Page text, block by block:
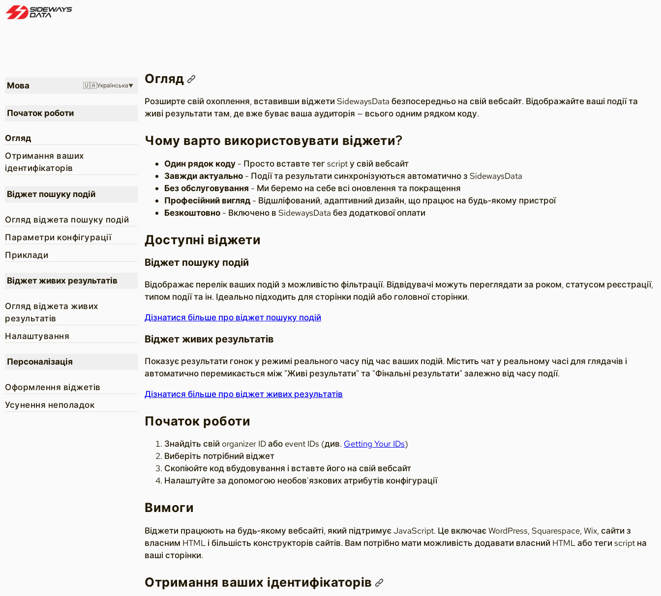
Мова 🇺🇦Українська
Початок роботи
Огляд
Отримання ваших
ідентифікаторів
Віджет пошуку подій
Огляд віджета пошуку подій
Параметри конфігурації
Приклади
Віджет живих результатів
Огляд віджета живих
результатів
Налаштування
Персоналізація
Оформлення віджетів
Усунення неполадок
Огляд
Розширте свій охоплення, вставивши віджети SidewaysData безпосередньо на свій вебсайт. Відображайте ваші події та
живі результати там, де вже буває ваша аудиторія — всього одним рядком коду.
Чому варто використовувати віджети?
Один рядок коду - Просто вставте тег script у свій вебсайт
Завжди актуально - Події та результати синхронізуються автоматично з SidewaysData
Без обслуговування - Ми беремо на себе всі оновлення та покращення
Професійний вигляд - Відшліфований, адаптивний дизайн, що працює на будь‑якому пристрої
Безкоштовно - Включено в SidewaysData без додаткової оплати
Доступні віджети
Віджет пошуку подій
Відображає перелік ваших подій з можливістю фільтрації. Відвідувачі можуть переглядати за роком, статусом реєстрації,
типом події та ін. Ідеально підходить для сторінки подій або головної сторінки.
Дізнатися більше про віджет пошуку подій
Віджет живих результатів
Показує результати гонок у режимі реального часу під час ваших подій. Містить чат у реальному часі для глядачів і
автоматично перемикається між "Живі результати" та "Фінальні результати" залежно від часу події.
Дізнатися більше про віджет живих результатів
Початок роботи
Знайдіть свій organizer ID або event IDs (див. Getting Your IDs)
Виберіть потрібний віджет
Скопіюйте код вбудовування і вставте його на свій вебсайт
Налаштуйте за допомогою необов'язкових атрибутів конфігурації
Вимоги
Віджети працюють на будь‑якому вебсайті, який підтримує JavaScript. Це включає WordPress, Squarespace, Wix, сайти з
власним HTML і більшість конструкторів сайтів. Вам потрібно мати можливість додавати власний HTML або теги script на
ваші сторінки.
Отримання ваших ідентифікаторів